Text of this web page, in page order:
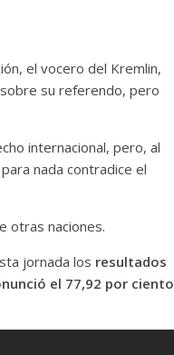
el vocero del Kremlin,
su referendo, pero
internacional, pero, al
nada contradice el
otras naciones.
jornada los resultados
el 77,92 por ciento